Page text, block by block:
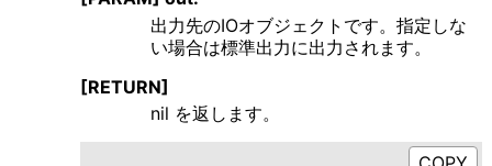
出力先のIOオブジェクトです。指定しな
い場合は標準出力に出力されます。
[RETURN]
nil を返します。